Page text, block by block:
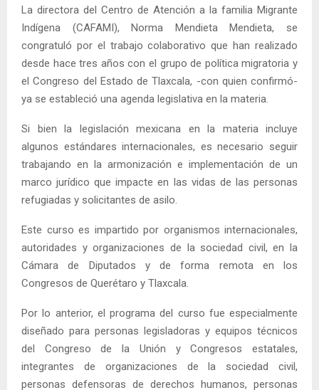
La directora del Centro de Atención a la familia Migrante
Indígena (CAFAMI), Norma Mendieta Mendieta, se
congratuló por el trabajo colaborativo que han realizado
desde hace tres años con el grupo de política migratoria y
el Congreso del Estado de Tlaxcala, -con quien confirmó-
ya se estableció una agenda legislativa en la materia.
Si bien la legislación mexicana en la materia incluye
algunos estándares internacionales, es necesario seguir
trabajando en la armonización e implementación de un
marco jurídico que impacte en las vidas de las personas
refugiadas y solicitantes de asilo.
Este curso es impartido por organismos internacionales,
autoridades y organizaciones de la sociedad civil, en la
Cámara de Diputados y de forma remota en los
Congresos de Querétaro y Tlaxcala.
Por lo anterior, el programa del curso fue especialmente
diseñado para personas legisladoras y equipos técnicos
del Congreso de la Unión y Congresos estatales,
integrantes de organizaciones de la sociedad civil,
personas defensoras de derechos humanos, personas